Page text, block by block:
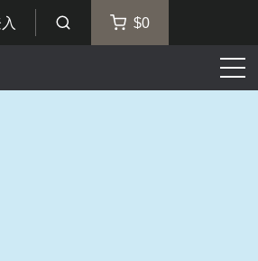
$0
選